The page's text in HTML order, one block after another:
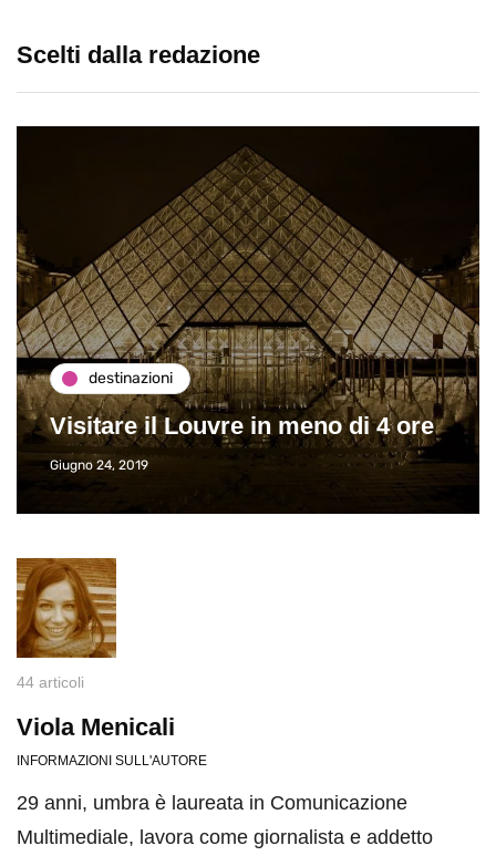
Scelti dalla redazione
destinazioni
Visitare il Louvre in meno di 4 ore
Giugno 24, 2019
44 articoli
Viola Menicali
INFORMAZIONI SULL'AUTORE
29 anni, umbra è laureata in Comunicazione
Multimediale, lavora come giornalista e addetto